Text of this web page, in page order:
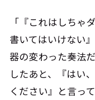
「『これはしちゃ
書いてはいけない
器の変わった奏法
したあと、『はい
ください』と言っ